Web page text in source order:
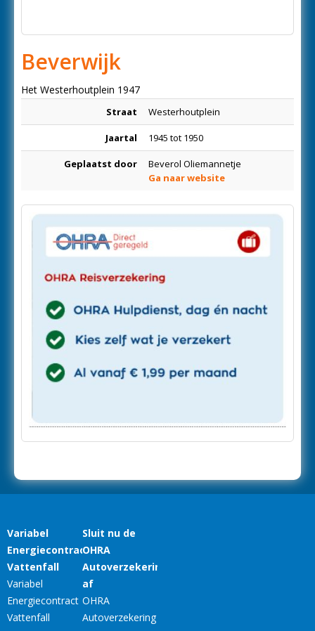
Beverwijk
Het Westerhoutplein 1947
Straat Westerhoutplein
Jaartal 1945 tot 1950
Geplaatst door
Beverol Oliemannetje
Ga naar website